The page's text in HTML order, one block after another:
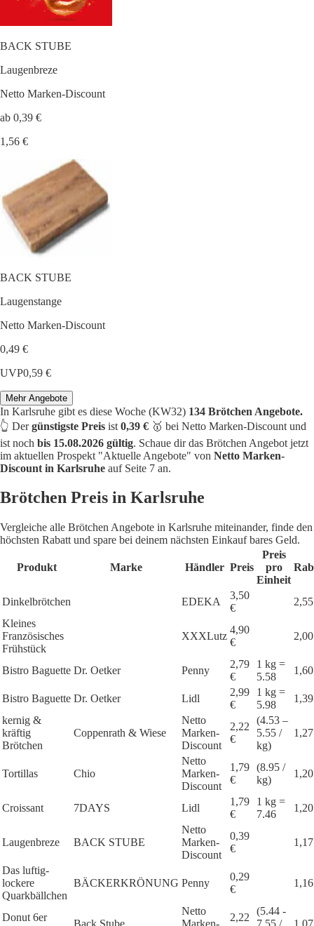
BACK STUBE
Laugenbreze
Netto Marken-Discount
ab 0,39 €
1,56 €
BACK STUBE
Laugenstange
Netto Marken-Discount
0,49 €
UVP0,59 €
Mehr Angebote
In Karlsruhe gibt es diese Woche (KW32) 134 Brötchen Angebote.
👆 Dergünstigste Preis ist 0,39 € 🥇 bei Netto Marken-Discount und
ist noch bis 15.08.2026 gültig. Schaue dir das Brötchen Angebot jetzt
im aktuellen Prospekt "Aktuelle Angebote" von Netto Marken-
Discount in Karlsruhe auf Seite 7 an.
Brötchen Preis in Karlsruhe
Vergleiche alle Brötchen Angebote in Karlsruhe miteinander, finde den
höchsten Rabatt und spare bei deinem nächsten Einkauf bares Geld.
Produkt Marke Händler Preis
Preis
pro
Einheit
Dinkelbrötchen EDEKA
3,50
€
Kleines
Französisches
Frühstück
XXXLutz
4,90
€
Bistro Baguette Dr. Oetker Penny
2,79
€
1 kg =
5.58
Bistro Baguette Dr. Oetker Lidl
2,99
€
1 kg =
5.98
kernig &
kräftig
Brötchen
Coppenrath & Wiese
Netto
Marken-
Discount
2,22
€
(4.53 –
5.55 /
kg)
Tortillas Chio
Netto
Marken-
Discount
1,79
€
(8.95 /
kg)
Croissant 7DAYS Lidl
1,79
€
1 kg =
7.46
Laugenbreze BACK STUBE
Netto
Marken-
Discount
0,39
€
Das luftig-
lockere
Quarkbällchen
BÄCKERKRÖNUNG Penny
0,29
€
Donut 6er
Netto
2,22
(5.44 -